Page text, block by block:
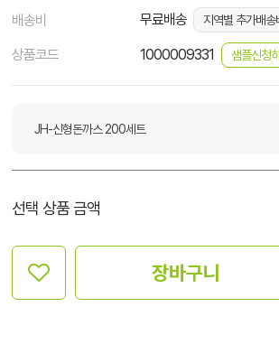
배송비
무료배송 지역별 추가배송
상품코드 1000009331 샘플신청
JH-신형돈까스 200세트
선택 상품 금액
장바구니